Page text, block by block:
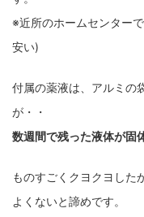
※近所のホームセンター
安い)
付属の薬液は、アルミの
が・・
数週間で残った液体が固
ものすごくクヨクヨした
よくないと諦めです。